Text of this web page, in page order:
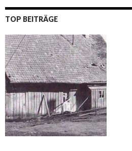
TOP BEITRÄGE